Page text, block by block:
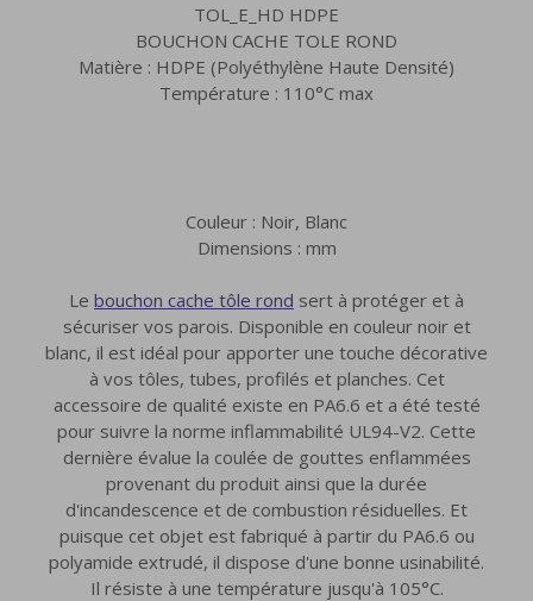
TOL_E_HD HDPE
BOUCHON CACHE TOLE ROND
Matière : HDPE (Polyéthylène Haute Densité)
Température : 110°C max
Couleur : Noir, Blanc
Dimensions : mm
Le bouchon cache tôle rond sert à protéger et à
sécuriser vos parois. Disponible en couleur noir et
blanc, il est idéal pour apporter une touche décorative
à vos tôles, tubes, profilés et planches. Cet
accessoire de qualité existe en PA6.6 et a été testé
pour suivre la norme inflammabilité UL94-V2. Cette
dernière évalue la coulée de gouttes enflammées
provenant du produit ainsi que la durée
d'incandescence et de combustion résiduelles. Et
puisque cet objet est fabriqué à partir du PA6.6 ou
polyamide extrudé, il dispose d'une bonne usinabilité.
Il résiste à une température jusqu'à 105°C.